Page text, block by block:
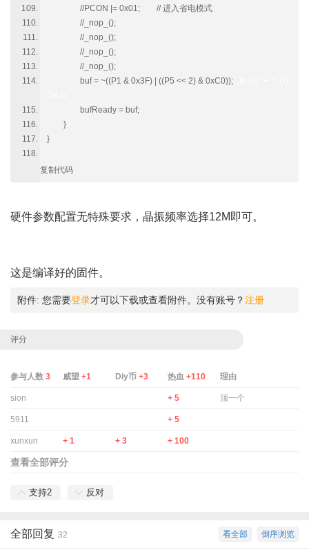
//PCON |= 0x01; // 进入省电模式
//_nop_();
//_nop_();
//_nop_();
//_nop_();
buf = ~((P1 & 0x3F) | ((P5 << 2) & 0xC0));
bufReady = buf;
}
}
复制代码
硬件参数配置无特殊要求，晶振频率选择12M即可。
这是编译好的固件。
附件: 您需要登录才可以下载或查看附件。没有账号？注册
评分
参与人数 3 威望 +1 Diy币 +3 热血 +110 理由
sion + 5 顶一个
5911 + 5
xunxun + 1 + 3 + 100
查看全部评分
支持2 反对
倒序浏览
看全部
全部回复 32